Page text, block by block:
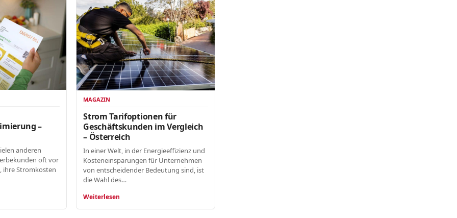
–
anderen
oft vor
ihre Stromkosten
MAGAZIN
Strom Tarifoptionen für
Geschäftskunden im Vergleich
– Österreich
In einer Welt, in der Energieeffizienz und
Kosteneinsparungen für Unternehmen
von entscheidender Bedeutung sind, ist
die Wahl des…
Weiterlesen